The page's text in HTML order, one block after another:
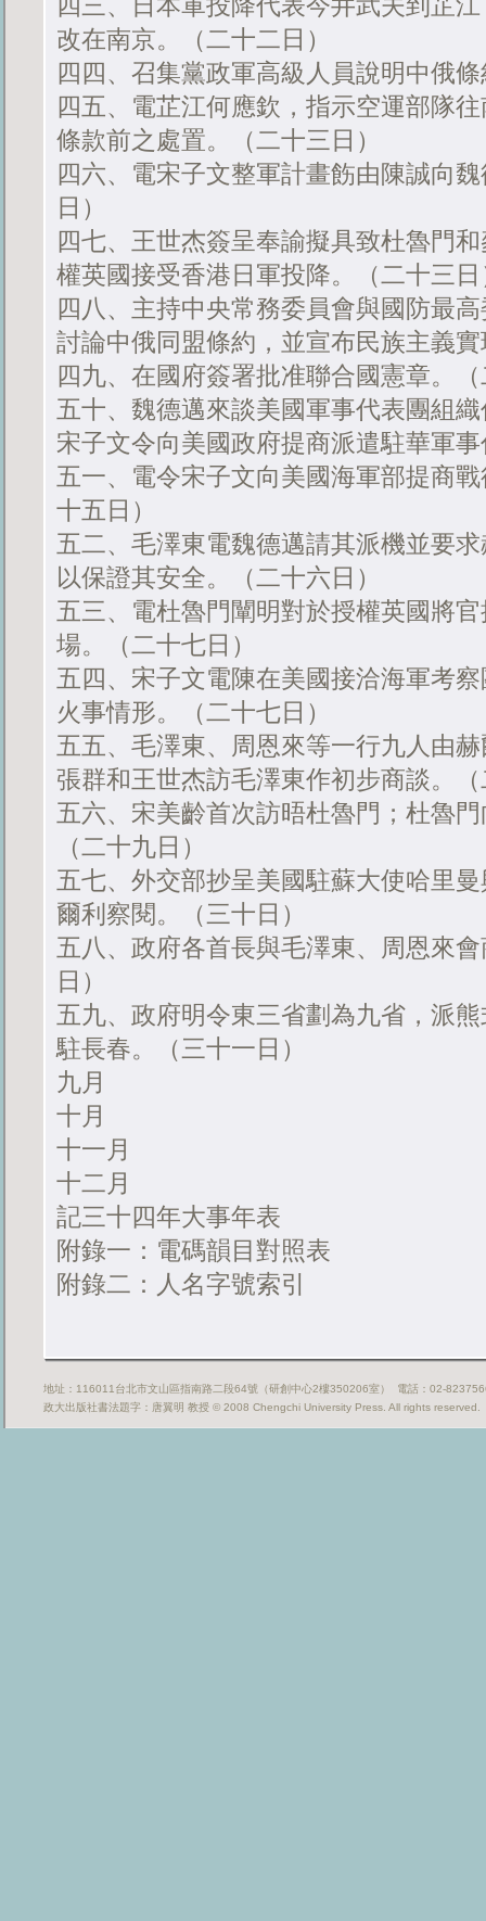
改在南京。（二十二日）
四四、召集黨政軍高級人員說明中俄
四五、電芷江何應欽，指示空運部隊
條款前之處置。（二十三日）
四六、電宋子文整軍計畫飭由陳誠向
日）
四七、王世杰簽呈奉諭擬具致杜魯門
權英國接受香港日軍投降。（二十三日
四八、主持中央常務委員會與國防最
討論中俄同盟條約，並宣布民族主義
四九、在國府簽署批准聯合國憲章。
五十、魏德邁來談美國軍事代表團組
宋子文令向美國政府提商派遣駐華軍
五一、電令宋子文向美國海軍部提商
十五日）
五二、毛澤東電魏德邁請其派機並要
以保證其安全。（二十六日）
五三、電杜魯門闡明對於授權英國將
場。（二十七日）
五四、宋子文電陳在美國接洽海軍考
火事情形。（二十七日）
五五、毛澤東、周恩來等一行九人由
張群和王世杰訪毛澤東作初步商談。
五六、宋美齡首次訪晤杜魯門；杜魯
（二十九日）
五七、外交部抄呈美國駐蘇大使哈里
爾利察閱。（三十日）
五八、政府各首長與毛澤東、周恩來
日）
五九、政府明令東三省劃為九省，派
駐長春。（三十一日）
九月
十月
十一月
十二月
記三十四年大事年表
附錄一：電碼韻目對照表
附錄二：人名字號索引
地址：116011台北市文山區指南路二段64號（研創中心2樓350206室） 電話：02-
政大出版社書法題字：唐翼明 教授 © 2008 Chengchi University Press. All rights reserved.